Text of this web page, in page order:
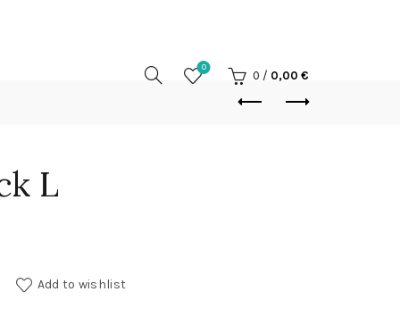
0
0 / 0,00 €
L
Add to wishlist